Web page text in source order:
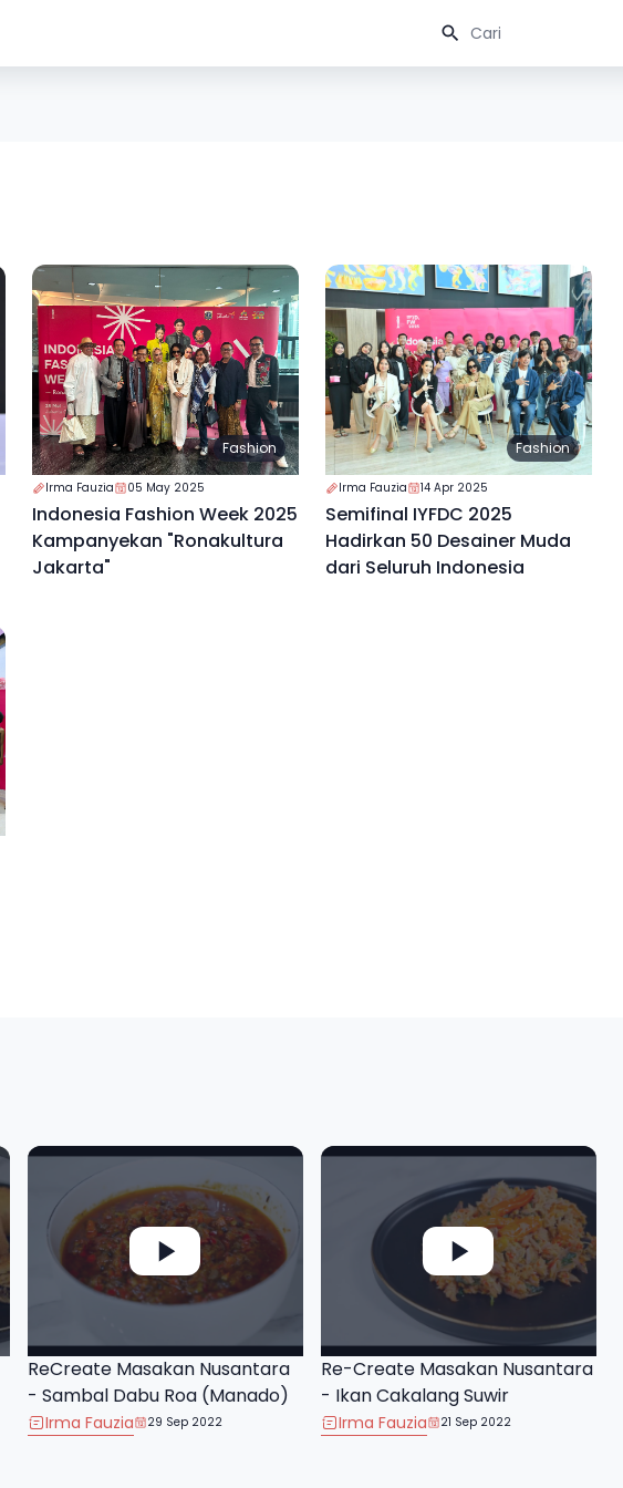
Fashion
Irma Fauzia 05 May 2025
Indonesia Fashion Week 2025
Kampanyekan "Ronakultura
Jakarta"
Fashion
Irma Fauzia 14 Apr 2025
Semifinal IYFDC 2025
Hadirkan 50 Desainer Muda
dari Seluruh Indonesia
ReCreate Masakan Nusantara
- Sambal Dabu Roa (Manado)
Irma Fauzia 29 Sep 2022
Re-Create Masakan Nusantara
- Ikan Cakalang Suwir
Irma Fauzia 21 Sep 2022